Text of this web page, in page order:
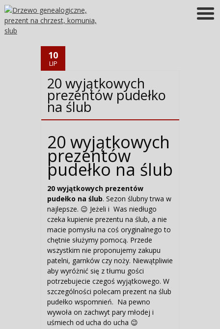
10
LIP
20 wyjątkowych
prezentów pudełko
na ślub
20 wyjątkowych
prezentów
pudełko na ślub
20 wyjątkowych prezentów
pudełko na ślub. Sezon ślubny trwa w
najlepsze. 😉 Jeżeli i Was niedługo
czeka kupienie prezentu na ślub, a nie
macie pomysłu na coś oryginalnego to
chętnie służymy pomocą. Przede
wszystkim nie proponujemy zakupu
patelni, garnków czy noży. Niewątpliwie
aby wyróżnić się z tłumu gości
potrzebujecie czegoś wyjątkowego. W
szczególności polecam prezent na ślub
pudełko wspomnień. Na pewno
wywoła on zachwyt pary młodej i
uśmiech od ucha do ucha 😉